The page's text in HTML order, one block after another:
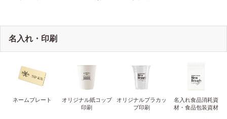
名入れ・印刷
ネームプレート
オリジナル紙コップ
印刷
オリジナルプラカッ
プ印刷
名入れ食品消耗資
材・食品包装資材